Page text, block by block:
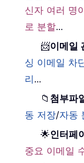
신자 여러 명
로 분할...
📨이메일
싱 이메일 차
리...
📁 첨부파
동 저장/자동
🌟인터페
중요 이메일